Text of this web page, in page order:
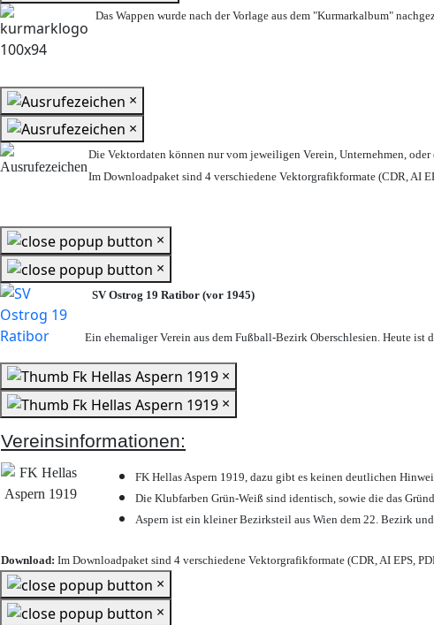
Das Wappen wurde nach der Vorlage aus dem "Kurmarkalbum"
×
×
Die Vektordaten können nur vom jeweiligen Verein, Unternehmen, oder
Im Downloadpaket sind 4 verschiedene Vektorgrafikformate (CDR, AI
×
×
SV Ostrog 19 Ratibor (vor 1945)
Ein ehemaliger Verein aus dem Fußball-Bezirk Oberschlesien. Heute ist
×
×
Vereinsinformationen:
FK Hellas Aspern 1919, dazu gibt es keinen deutlichen
Die Klubfarben Grün-Weiß sind identisch, sowie die das
Aspern ist ein kleiner Bezirksteil aus Wien dem 22. Bezirk
Download: Im Downloadpaket sind 4 verschiedene Vektorgrafikformate (CDR, AI EPS,
×
×